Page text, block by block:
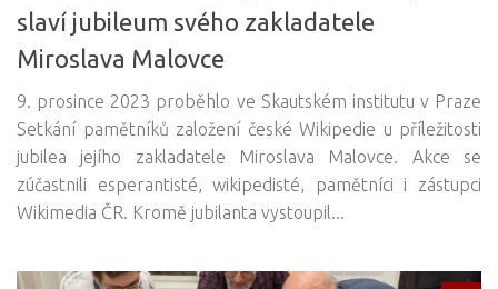
slaví jubileum svého zakladatele
Miroslava Malovce
9. prosince 2023 proběhlo ve Skautském institutu v Praze
Setkání pamětníků založení české Wikipedie u příležitosti
jubilea jejího zakladatele Miroslava Malovce. Akce se
zúčastnili esperantisté, wikipedisté, pamětníci i zástupci
Wikimedia ČR. Kromě jubilanta vystoupil...